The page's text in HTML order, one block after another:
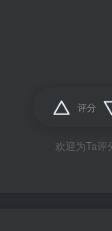
评分
欢迎为Ta评